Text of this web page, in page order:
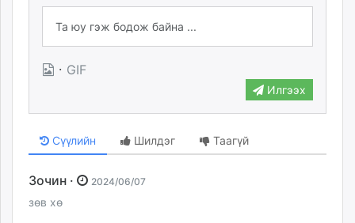
· GIF
Илгээх
Сүүлийн Шилдэг Таагүй
Зочин · 2024/06/07
зөв хө